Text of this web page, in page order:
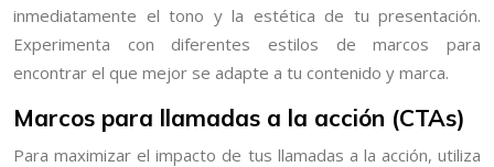
inmediatamente el tono y la estética de tu presentación.
Experimenta con diferentes estilos de marcos para
encontrar el que mejor se adapte a tu contenido y marca.
Marcos para llamadas a la acción (CTAs)
Para maximizar el impacto de tus llamadas a la acción, utiliza